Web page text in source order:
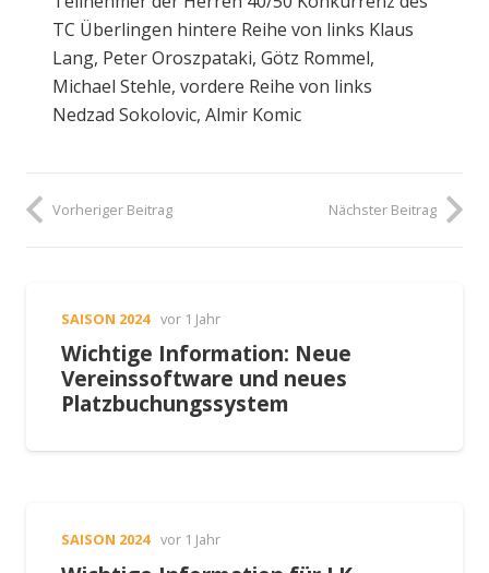
TC Überlingen hintere Reihe von links Klaus
Lang, Peter Oroszpataki, Götz Rommel,
Michael Stehle, vordere Reihe von links
Nedzad Sokolovic, Almir Komic
Vorheriger Beitrag Nächster Beitrag
SAISON 2024 vor 1 Jahr
Wichtige Information: Neue
Vereinssoftware und neues
Platzbuchungssystem
SAISON 2024 vor 1 Jahr